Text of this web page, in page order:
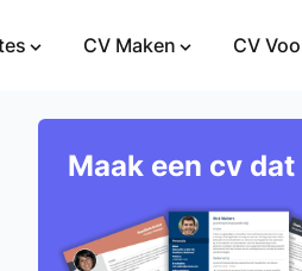
CV Maken CV
Maak een cv